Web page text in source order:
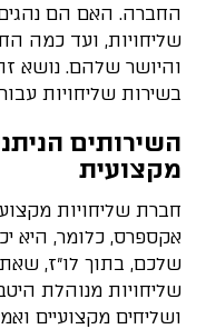
החברה. האם הם נהגים
שליחויות, ועד כמה
והיושר שלהם. נושא
בשירות שליחויות עבור
השירותים
מקצועית
חברת שליחויות
אקספרס, כלומר, היא
שלכם, בתוך לו"ז,
שליחויות מנוהלת
ושליחים מקצועיים